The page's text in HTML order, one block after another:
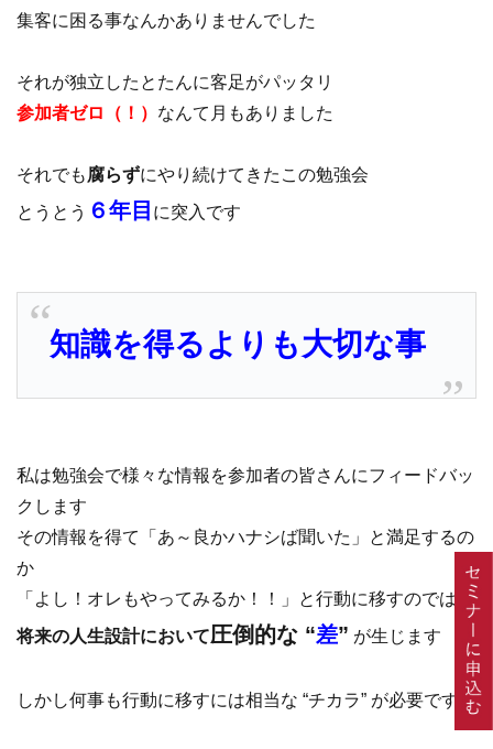
集客に困る事なんかありませんでした
それが独立したとたんに客足がパッタリ
参加者ゼロ（！） なんて月もありました
それでも腐らずにやり続けてきたこの勉強会
とうとう ６年目 に突入です
知識を得るよりも大切な事
私は勉強会で様々な情報を参加者の皆さんにフィードバッ
クします
その情報を得て「あ～良かハナシば聞いた」と満足するの
か
「よし！オレもやってみるか！！」と行動に移すのでは
将来の人生設計において圧倒的な “差” が生じます
しかし何事も行動に移すには相当な “チカラ” が必要です